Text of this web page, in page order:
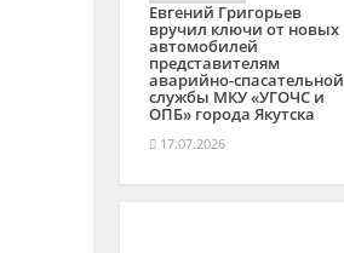
Евгений Григорьев
вручил ключи от новых
автомобилей
представителям
аварийно-спасательной
службы МКУ «УГОЧС и
ОПБ» города Якутска
17.07.2026